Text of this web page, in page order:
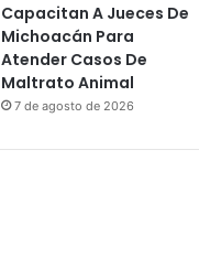
Capacitan A Jueces De
Michoacán Para
Atender Casos De
Maltrato Animal
7 de agosto de 2026